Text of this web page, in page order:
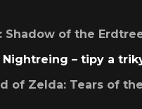
Shadow of the
Nightreing – tipy a
of Zelda: Tears of